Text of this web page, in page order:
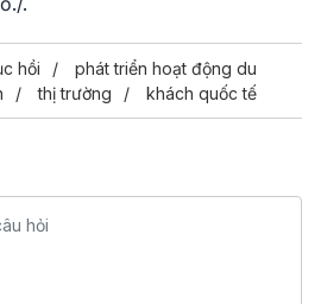
hồi
phát triển hoạt động du
thị trường khách quốc tế